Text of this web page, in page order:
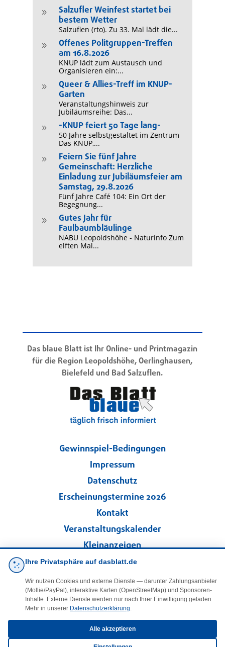
9
Salzufler Weinfest startet bei
bestem Wetter
Salzuflen (rto). Zu 33. Mal lädt die...
9
Offenes Politgruppen-Treffen
am 16.8.2026
KNUP lädt zum Austausch und
Organisieren ein:...
9
Queer & Allies-Treff im KNUP-
Garten
Veranstaltungshinweis zur
Jubiläumsreihe: Das...
9 -KNUP feiert 50 Tage lang-
50 Jahre selbstgestaltet im Zentrum
Das KNUP,...
9
Feiern Sie fünf Jahre
Gemeinschaft: Herzliche
Einladung zur Jubiläumsfeier am
Samstag, 29.8.2026
Fünf Jahre Café 104: Ein Ort der
Begegnung...
9
Gutes Jahr für
Faulbaumbläulinge
NABU Leopoldshöhe - Naturinfo Zum
elften Mal...
Das blaue Blatt ist Ihr Online- und Printmagazin
für die Region Leopoldshöhe, Oerlinghausen,
Bielefeld und Bad Salzuflen.
Gewinnspiel-Bedingungen
Impressum
Datenschutz
Erscheinungstermine 2026
Kontakt
Veranstaltungskalender
Kleinanzeigen
Folgen Sie uns!
facebook
Ihre Privatsphäre auf dasblatt.de
Wir nutzen Cookies und externe Dienste — darunter Zahlungsanbieter
(Mollie/PayPal), interaktive Karten (OpenStreetMap) und Sponsoren-
Inhalte. Externe Dienste werden nur nach Ihrer Einwilligung geladen.
Mehr in unserer Datenschutzerklärung.
Alle akzeptieren